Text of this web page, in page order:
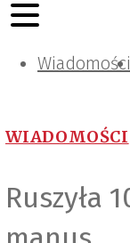
Wiadomości
Tematy
WIADOMOŚCI
Ruszyła